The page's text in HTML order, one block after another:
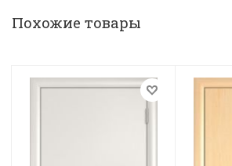
Похожие товары